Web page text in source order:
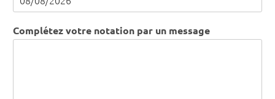
Complétez votre notation par un message